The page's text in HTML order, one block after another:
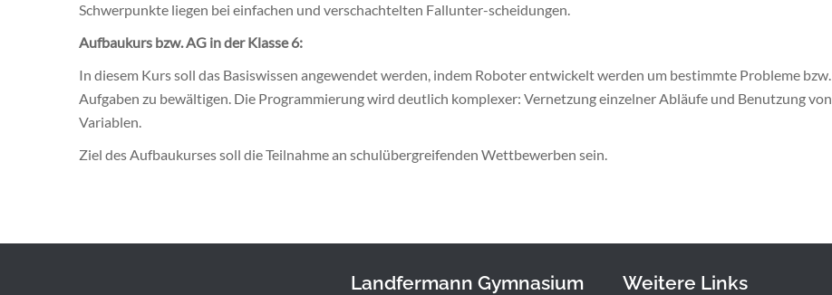
Schwerpunkte liegen bei einfachen und verschachtelten Fallunter-scheidungen.
Aufbaukurs bzw. AG in der Klasse 6:
In diesem Kurs soll das Basiswissen angewendet werden, indem Roboter entwickelt werden um bestimmte Probleme bzw.
Aufgaben zu bewältigen. Die Programmierung wird deutlich komplexer: Vernetzung einzelner Abläufe und Benutzung von
Variablen.
Ziel des Aufbaukurses soll die Teilnahme an schulübergreifenden Wettbewerben sein.
Landfermann Gymnasium
Weitere Links